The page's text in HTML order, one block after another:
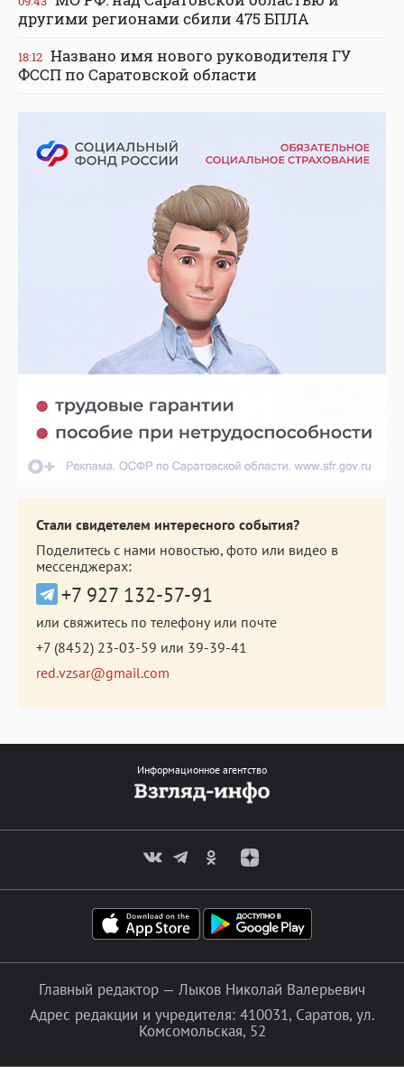
другими регионами сбили 475 БПЛА
18:12 Названо имя нового руководителя ГУ
ФССП по Саратовской области
Стали свидетелем интересного события?
Поделитесь с нами новостью, фото или видео в
мессенджерах:
+7 927 132-57-91
или свяжитесь по телефону или почте
+7 (8452) 23-03-59 или 39-39-41
red.vzsar@gmail.com
Информационное агентство
Главный редактор — Лыков Николай Валерьевич
Адрес редакции и учредителя: 410031, Саратов, ул.
Комсомольская, 52